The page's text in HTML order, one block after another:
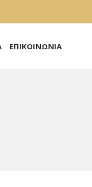
ΕΠΙΚΟΙΝΩΝΙΑ